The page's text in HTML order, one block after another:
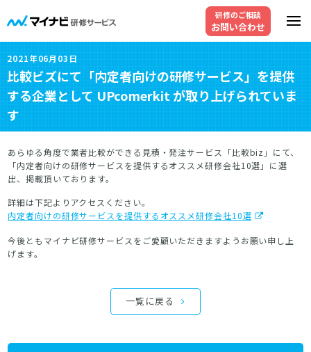
研修のご相談
お問い合わせ
比較ビズにて「内定者向けの研修サービス」を提供
する企業として UPcomerkit が取り上げられていま
す
2021年06月03日
あらゆる角度で業者比較ができる見積・発注サービス「比較biz」にて、
「内定者向けの研修サービスを提供するオススメ研修会社10選」に選
出、掲載頂いております。
詳細は下記よりアクセスください。
内定者向けの研修サービスを提供するオススメ研修会社10選
今後ともマイナビ研修サービスをご愛顧いただきますようお願い申し上
げます。
一覧に戻る